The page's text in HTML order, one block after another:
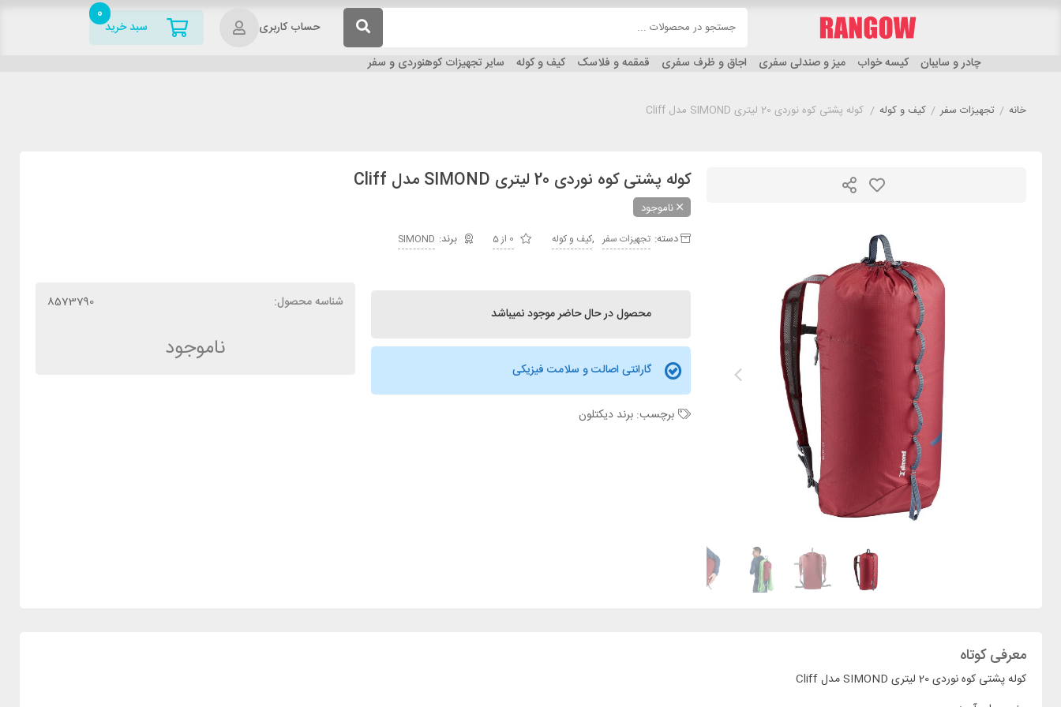
حساب کاربری سبد خرید
0
چادر و سایبان کیسه خواب میز و صندلی سفری اجاق و ظرف سفری قمقمه و فلاسک کیف و کوله سایر تجهیزات کوهنوردی و سفر
خانه / تجهیزات سفر / کیف و کوله / کوله پشتی کوه نوردی 20 لیتری SIMOND مدل Cliff
کوله پشتی کوه نوردی 20 لیتری SIMOND مدل Cliff
ناموجود
دسته: تجهیزات سفر ,کیف و کوله 0 از 5 SIMOND
محصول در حال حاضر موجود نمیباشد
گارانتی اصالت و سلامت فیزیکی
برچسب:برند دیکتلون
شناسه محصول: 8573790
ناموجود
معرفی کوتاه
کوله پشتی کوه نوردی 20 لیتری SIMOND مدل Cliff